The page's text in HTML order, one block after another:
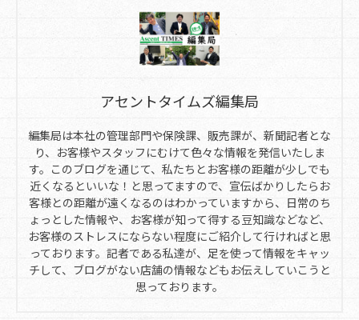
アセントタイムズ編集局
編集局は本社の管理部門や保険課、販売課が、新聞記者とな
り、お客様やスタッフにむけて色々な情報を発信いたしま
す。このブログを通じて、私たちとお客様の距離が少しでも
近くなるといいな！と思ってますので、宣伝ばかりしたらお
客様との距離が遠くなるのはわかっていますから、日常のち
ょっとした情報や、お客様が知って得する豆知識などなど、
お客様のストレスにならない程度にご紹介して行ければと思
っております。記者である私達が、足を使って情報をキャッ
チして、ブログがない店舗の情報などもお伝えしていこうと
思っております。